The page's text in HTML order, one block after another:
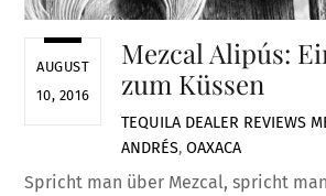
AUGUST
10, 2016
Mezcal Alipús:
zum Küssen
TEQUILA DEALER REVIEWS
ANDRÉS, OAXACA
Spricht man über Mezcal, spricht